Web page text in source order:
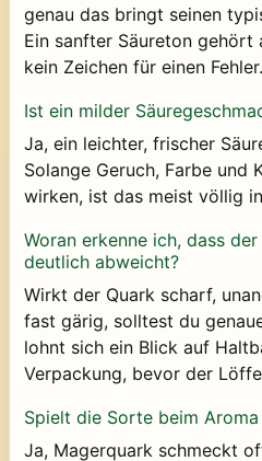
genau das bringt seinen
Ein sanfter Säureton gehört
kein Zeichen für einen Fehler.
Ist ein milder
Ja, ein leichter, frischer
Solange Geruch, Farbe und
wirken, ist das meist völlig
Woran erkenne ich, dass
deutlich abweicht?
Wirkt der Quark scharf,
fast gärig, solltest du
lohnt sich ein Blick auf
Verpackung, bevor der
Spielt die Sorte beim Aroma
Ja, Magerquark schmeckt